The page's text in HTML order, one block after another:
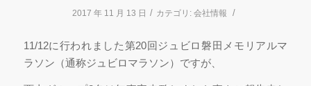
2017 年 11 月 13 日 / カテゴリ: 会社情報 /
11/12に行われました第20回ジュビロ磐田メモリアルマ
ラソン（通称ジュビロマラソン）ですが、